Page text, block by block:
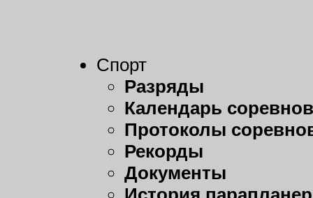
Спорт
Разряды
Календарь
Протоколы
Рекорды
Документы